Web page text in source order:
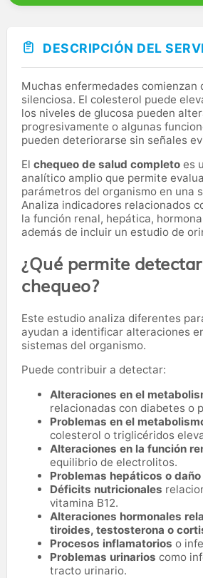
DESCRIPCIÓN DEL
Muchas enfermedades comienzan
silenciosa. El colesterol puede
los niveles de glucosa pueden
progresivamente o algunas
pueden deteriorarse sin señales
El chequeo de salud completo es
analítico amplio que permite
parámetros del organismo en una
Analiza indicadores relacionados
la función renal, hepática,
además de incluir un estudio de
¿Qué permite
chequeo?
Este estudio analiza diferentes
ayudan a identificar alteraciones
sistemas del organismo.
Puede contribuir a detectar:
Alteraciones en el
relacionadas con diabetes o
Problemas en el
colesterol o triglicéridos
Alteraciones en la función
equilibrio de electrolitos.
Problemas hepáticos o
Déficits nutricionales
vitamina B12.
Alteraciones hormonales
tiroides, testosterona o
Procesos inflamatorios o
Problemas urinarios como
tracto urinario.